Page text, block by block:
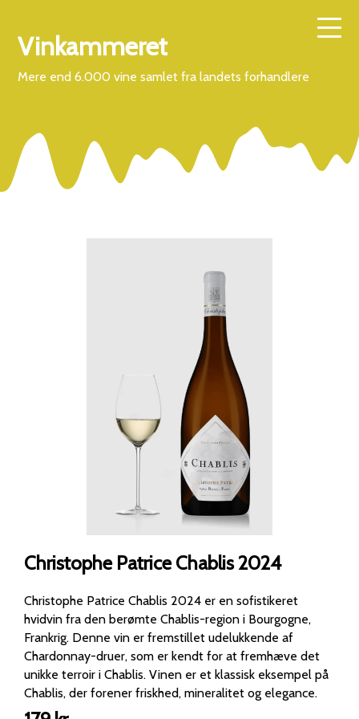
Vinkammeret
Mere end 6.000 vine samlet fra landets forhandlere
Christophe Patrice Chablis 2024
Christophe Patrice Chablis 2024 er en sofistikeret
hvidvin fra den berømte Chablis-region i Bourgogne,
Frankrig. Denne vin er fremstillet udelukkende af
Chardonnay-druer, som er kendt for at fremhæve det
unikke terroir i Chablis. Vinen er et klassisk eksempel på
Chablis, der forener friskhed, mineralitet og elegance.
Smagsnoter Farve: Klar og lys gylden med et diskret